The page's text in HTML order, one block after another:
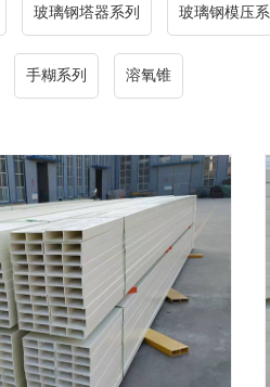
玻璃钢塔器系列 玻璃钢模压系
手糊系列 溶氧锥